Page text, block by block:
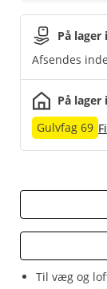
Til væg og
På lager
Afsendes
På
Gulvfag 69